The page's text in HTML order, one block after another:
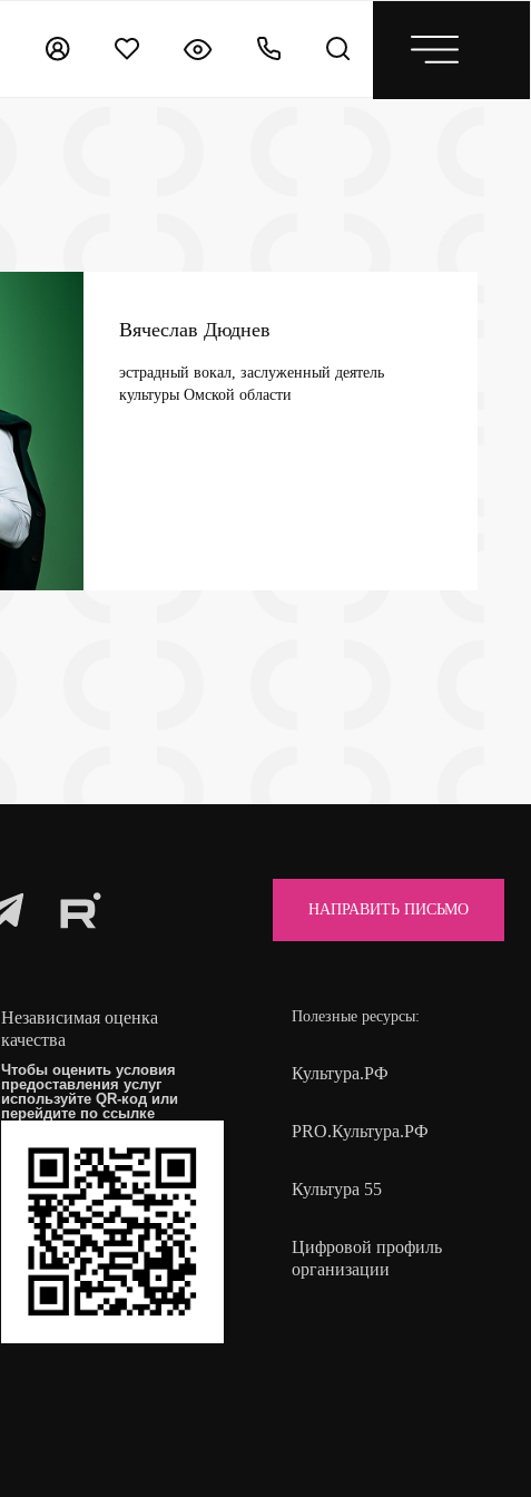
Вячеслав Дюднев
эстрадный вокал, заслуженный деятель
культуры Омской области
НАПРАВИТЬ ПИСЬМО
Независимая оценка
качества
Чтобы оценить условия
предоставления услуг
используйте QR-код или
перейдите поссылке
Полезные ресурсы:
Культура.РФ
PRO.Культура.РФ
Культура 55
Цифровой профиль
организации